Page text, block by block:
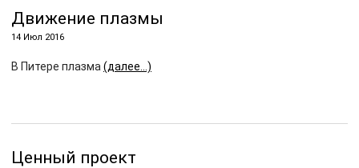
Движение плазмы
14 Июл 2016
В Питере плазма (далее…)
Ценный проект